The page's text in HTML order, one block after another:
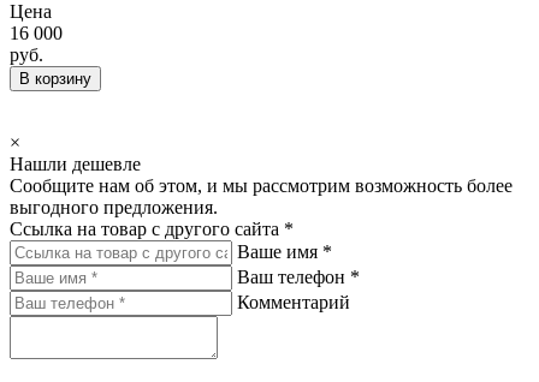
Цена
16 000
руб.
В корзину
×
Нашли дешевле
Сообщите нам об этом, и мы рассмотрим возможность более
выгодного предложения.
Ссылка на товар с другого сайта *
Ваше имя *
Ваш телефон *
Комментарий